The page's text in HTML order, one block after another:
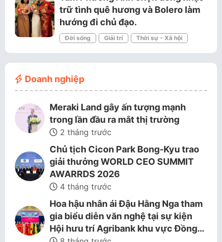
trữ tình quê hương và Bolero làm
hướng đi chủ đạo.
Đời sống Giải trí Thời sự - Xã hội
Doanh nghiệp
Meraki Land gây ấn tượng mạnh
trong lần đầu ra mắt thị trường
2 tháng trước
Chủ tịch Cicon Park Bong-Kyu trao
giải thưởng WORLD CEO SUMMIT
AWARRDS 2026
4 tháng trước
Hoa hậu nhân ái Đậu Hằng Nga tham
gia biểu diễn văn nghệ tại sự kiện
Hội hưu trí Agribank khu vực Đồng…